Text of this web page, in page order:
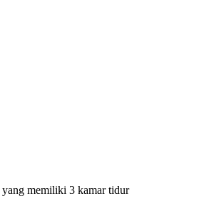
memiliki 3 kamar tidur